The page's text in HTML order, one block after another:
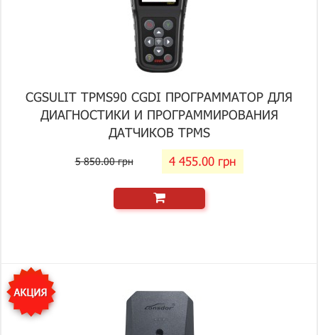
CGSULIT TPMS90 CGDI ПРОГРАММАТОР ДЛЯ
ДИАГНОСТИКИ И ПРОГРАММИРОВАНИЯ
ДАТЧИКОВ TPMS
5 850.00 грн 4 455.00 грн